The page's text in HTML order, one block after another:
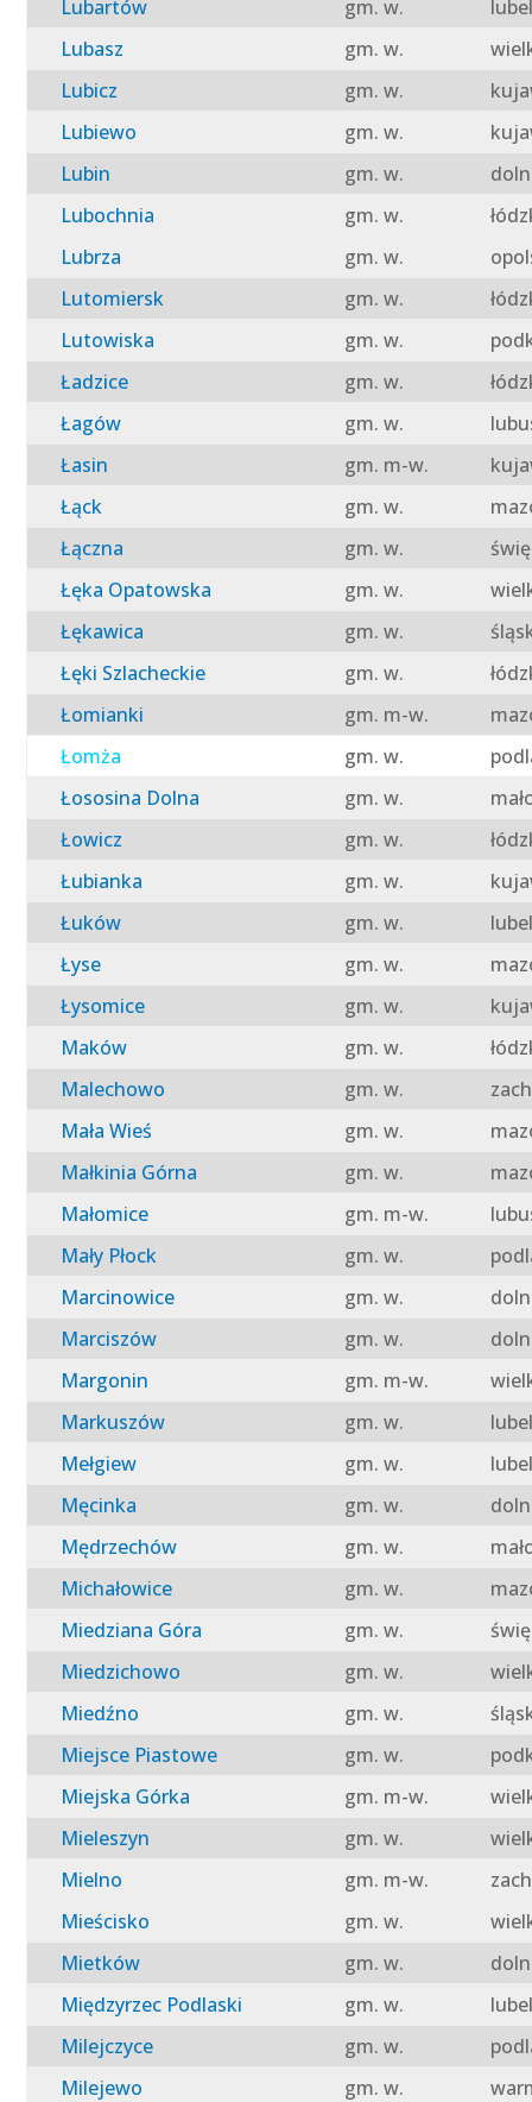
Lubartów gm. w.
Lubasz
gm. w.
Lubicz
gm. w.
Lubiewo
gm. w.
Lubin
gm. w.
Lubochnia
gm. w.
Lubrza
gm. w.
Lutomiersk
gm. w.
Lutowiska
gm. w.
Ładzice
gm. w.
Łagów
gm. w.
Łasin
gm. m-w.
Łąck
gm. w.
Łączna
gm. w.
Łęka Opatowska
gm. w.
Łękawica
gm. w.
Łęki Szlacheckie
gm. w.
Łomianki
gm. m-w.
Łomża
gm. w.
Łososina Dolna
gm. w.
Łowicz
gm. w.
Łubianka
gm. w.
Łuków
gm. w.
Łyse
gm. w.
Łysomice
gm. w.
Maków
gm. w.
Malechowo
gm. w.
Mała Wieś
gm. w.
Małkinia Górna
gm. w.
Małomice
gm. m-w.
Mały Płock
gm. w.
Marcinowice
gm. w.
Marciszów
gm. w.
Margonin
gm. m-w.
Markuszów
gm. w.
Mełgiew
gm. w.
Męcinka
gm. w.
Mędrzechów
gm. w.
Michałowice
gm. w.
Miedziana Góra
gm. w.
Miedzichowo
gm. w.
Miedźno
gm. w.
Miejsce Piastowe
gm. w.
Miejska Górka
gm. m-w.
Mieleszyn
gm. w.
Mielno
gm. m-w.
Mieścisko
gm. w.
Mietków
gm. w.
Międzyrzec Podlaski
gm. w.
Milejczyce
gm. w.
Milejewo
gm. w.